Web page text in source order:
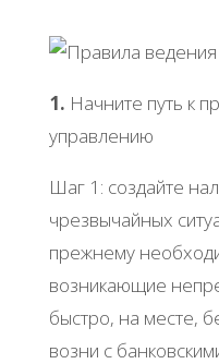
1. Начните путь к
управлению
Шаг 1: создайте
чрезвычайных
прежнему
возникающие
быстро, на месте,
возни с